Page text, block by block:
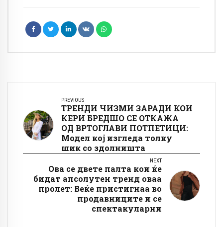
PREVIOUS
ТРЕНДИ ЧИЗМИ ЗАРАДИ КОИ
КЕРИ БРЕДШО СЕ ОТКАЖА
ОД ВРТОГЛАВИ ПОТПЕТИЦИ:
Модел кој изгледа толку
шик со здолништа
NEXT
Ова се двете палта кои ќе
бидат апсолутен тренд оваа
пролет: Веќе пристигнаа во
продавниците и се
спектакуларни